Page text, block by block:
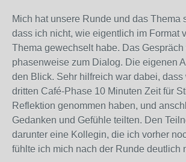
Mich hat unsere Runde und das Thema
dass ich nicht, wie eigentlich im Format
Thema gewechselt habe. Das Gespräch
phasenweise zum Dialog. Die eigenen
den Blick. Sehr hilfreich war dabei, dass
dritten Café-Phase 10 Minuten Zeit für
Reflektion genommen haben, und
Gedanken und Gefühle teilten. Den
darunter eine Kollegin, die ich vorher
fühlte ich mich nach der Runde deutlich